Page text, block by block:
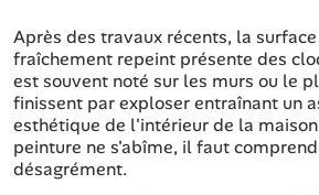
Après des travaux récents, la
fraîchement repeint présente des
est souvent noté sur les murs ou le
finissent par exploser entraînant un
esthétique de l'intérieur de la
peinture ne s'abîme, il faut
désagrément.